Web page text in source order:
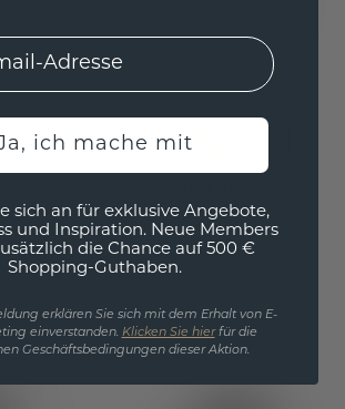
€
Platin/Zirkonia
1.612,- €
ich mache mit
sich an für exklusive Angebote,
und Inspiration. Neue Members
die Chance auf 500 €
Shopping-Guthaben.
erklären Sie sich mit dem Erhalt von E-
einverstanden. Klicken Sie hierfür die
Geschäftsbedingungen dieser Aktion.